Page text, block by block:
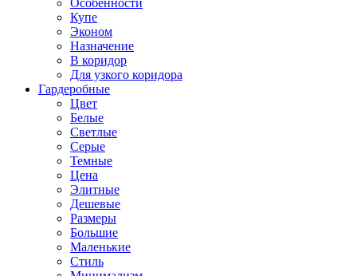
Особенности
Купе
Эконом
Назначение
В коридор
Для узкого коридора
Гардеробные
Цвет
Белые
Светлые
Серые
Темные
Цена
Элитные
Дешевые
Размеры
Большие
Маленькие
Стиль